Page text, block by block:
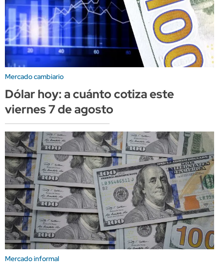
Mercado cambiario
Dólar hoy: a cuánto cotiza este
viernes 7 de agosto
Mercado informal